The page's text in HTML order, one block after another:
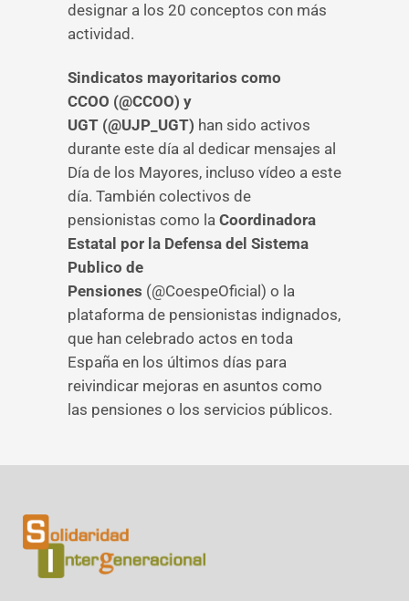
designar a los 20 conceptos con más
actividad.
Sindicatos mayoritarios como
CCOO (@CCOO) y
UGT (@UJP_UGT) han sido activos
durante este día al dedicar mensajes al
Día de los Mayores, incluso vídeo a este
día. También colectivos de
pensionistas como la Coordinadora
Estatal por la Defensa del Sistema
Publico de
Pensiones (@CoespeOficial) o la
plataforma de pensionistas indignados,
que han celebrado actos en toda
España en los últimos días para
reivindicar mejoras en asuntos como
las pensiones o los servicios públicos.